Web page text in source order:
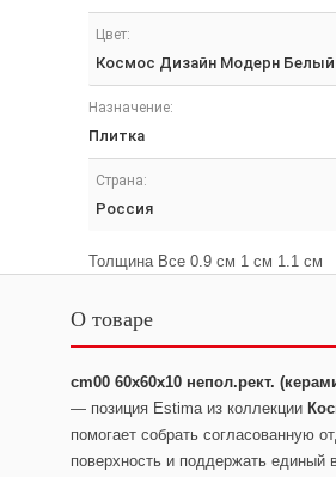
Цвет:
Космос Дизайн Модерн
Назначение:
Плитка
Страна:
Россия
Толщина Все 0.9 см 1 см 1.1 см
О товаре
cm00 60x60x10 непол.рект.
— позиция Estima из коллекции
помогает собрать согласованную
поверхность и поддержать единый